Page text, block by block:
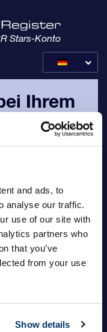
and ads, to
analyse our traffic.
use of our site with
partners who
that you’ve
from your use
Show details
Stars-Konto
Ihrem